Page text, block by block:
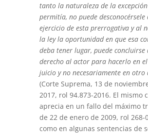
tanto la naturaleza de la
permitía, no puede desconocérsele
ejercicio de esta prerrogativa y al
la ley la oportunidad en que esa
deba tener lugar, puede concluirse
derecho al actor para hacerlo en
juicio y no necesariamente en otro
(Corte Suprema, 13 de
2017, rol 94.873-2016. El mismo
aprecia en un fallo del máximo
de 22 de enero de 2009, rol 268-
como en algunas sentencias de